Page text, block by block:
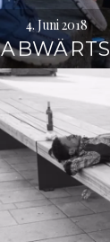
4. Juni 2018
ABWÄRTS